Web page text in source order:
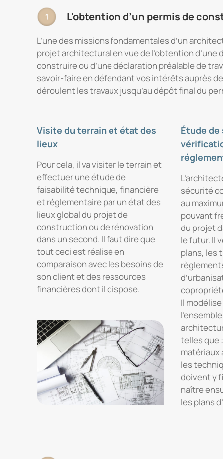
L'obtention d’un permis de
L’une des missions fondamentales d’un
projet architectural en vue de l’obtention d’une
construire ou d’une déclaration préalable de
savoir-faire en défendant vos intérêts auprès
déroulent les travaux jusqu’au dépôt final du
Visite du terrain et état des
lieux
Pour cela, il va visiter le terrain et
effectuer une étude de
faisabilité technique, financière
et réglementaire par un état des
lieux global du projet de
construction ou de rénovation
dans un second. Il faut dire que
tout ceci est réalisé en
comparaison avec les besoins de
son client et des ressources
financières dont il dispose.
Étude
sécurité
au
pouvant
du projet
le futur. Il
plans, les
Il
telles que
matériaux
les
doivent y
naître
les plans